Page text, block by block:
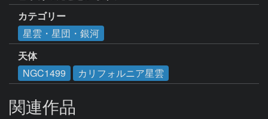
カテゴリー
星雲・星団・銀河
天体
NGC1499
カリフォルニア星雲
関連作品